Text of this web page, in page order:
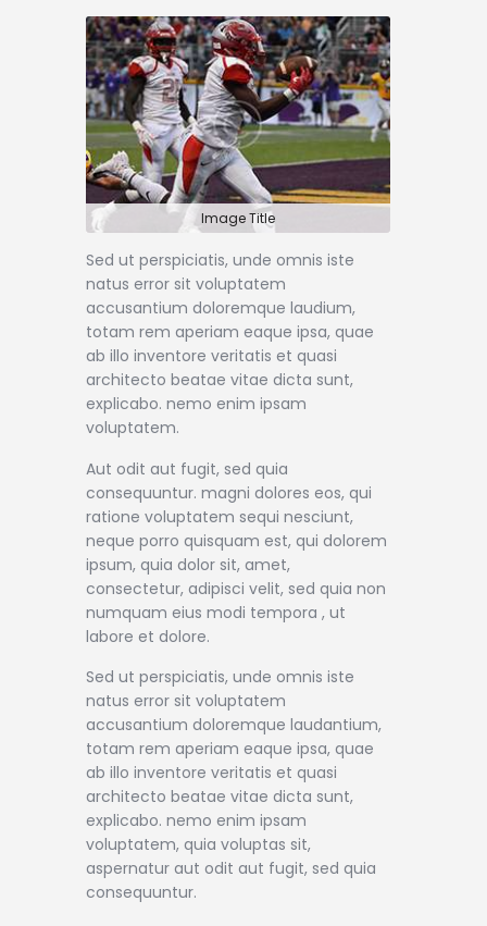
Image Title
Sed ut perspiciatis, unde omnis iste
natus error sit voluptatem
accusantium doloremque laudium,
totam rem aperiam eaque ipsa, quae
ab illo inventore veritatis et quasi
architecto beatae vitae dicta sunt,
explicabo. nemo enim ipsam
voluptatem.
Aut odit aut fugit, sed quia
consequuntur. magni dolores eos, qui
ratione voluptatem sequi nesciunt,
neque porro quisquam est, qui dolorem
ipsum, quia dolor sit, amet,
consectetur, adipisci velit, sed quia non
numquam eius modi tempora , ut
labore et dolore.
Sed ut perspiciatis, unde omnis iste
natus error sit voluptatem
accusantium doloremque laudantium,
totam rem aperiam eaque ipsa, quae
ab illo inventore veritatis et quasi
architecto beatae vitae dicta sunt,
explicabo. nemo enim ipsam
voluptatem, quia voluptas sit,
aspernatur aut odit aut fugit, sed quia
consequuntur.